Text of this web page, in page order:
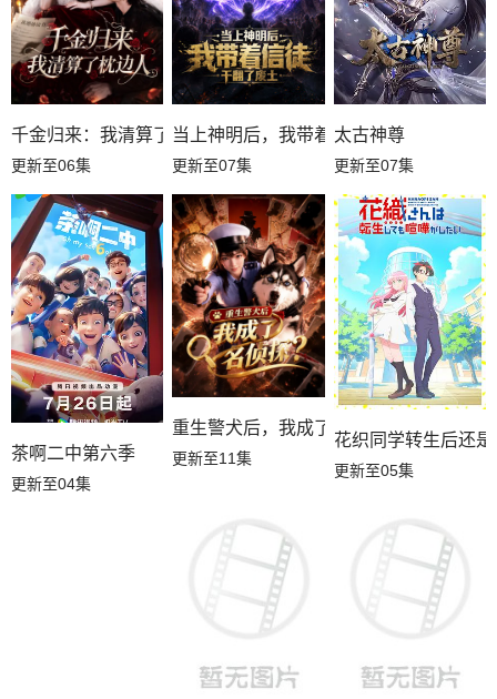
千金归来：我清算了枕边人
更新至06集
当上神明后，我带着信徒干翻了废土
更新至07集
太古神尊
更新至07集
茶啊二中第六季
更新至04集
重生警犬后，我成了名侦探？
更新至11集
花织同学转生后还
更新至05集